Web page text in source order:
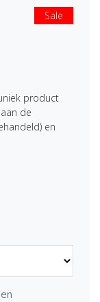
Sale
product
de
en